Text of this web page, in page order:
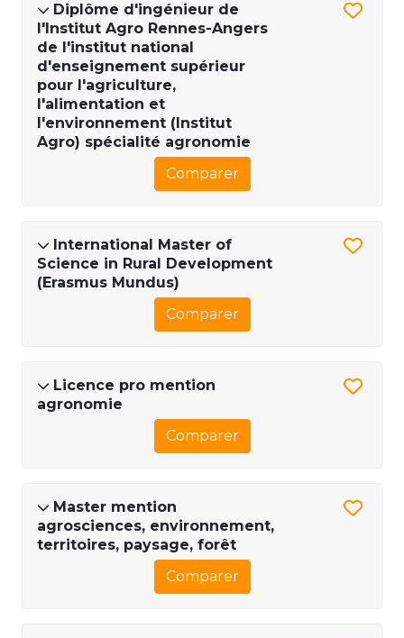
Diplôme d'ingénieur de
l'Institut Agro Rennes-Angers
de l'institut national
d'enseignement supérieur
pour l'agriculture,
l'alimentation et
l'environnement (Institut
Agro) spécialité agronomie
Comparer
International Master of
Science in Rural Development
(Erasmus Mundus)
Comparer
Licence pro mention
agronomie
Comparer
Master mention
agrosciences, environnement,
territoires, paysage, forêt
Comparer